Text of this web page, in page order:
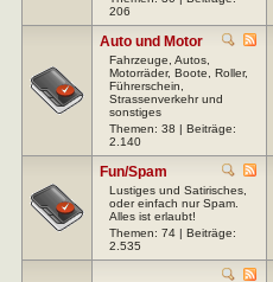
206
Auto und Motor
Fahrzeuge, Autos,
Motorräder, Boote, Roller,
Führerschein,
Strassenverkehr und
sonstiges
Themen: 38 | Beiträge:
2.140
Fun/Spam
Lustiges und Satirisches,
oder einfach nur Spam.
Alles ist erlaubt!
Themen: 74 | Beiträge:
2.535